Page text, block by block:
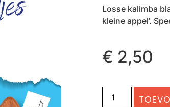
Losse kalimba
kleine appel’.
€ 2,50